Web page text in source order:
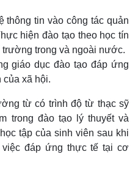
thông tin vào công tác quản
hiện đào tạo theo học tín
trong và ngoài nước.
giáo dục đào tạo đáp ứng
của xã hội.
từ có trình độ từ thạc sỹ
trong đào tạo lý thuyết và
tập của sinh viên sau khi
đáp ứng thực tế tại cơ